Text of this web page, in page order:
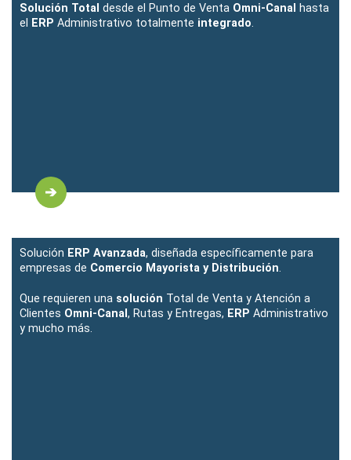
Solución Total desde el Punto de Venta Omni-Canal hasta
el
ERP Administrativo totalmente integrado.
Solución ERP Avanzada, diseñada específicamente para
empresas de Comercio Mayorista y Distribución.
Que requieren una solución Total de Venta y Atención a
Clientes Omni-Canal , Rutas y Entregas, ERP Administrativo
y mucho más.